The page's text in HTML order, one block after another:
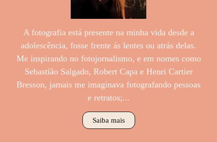
A fotografia está presente na minha vida desde a
adolescência, fosse frente ás lentes ou atrás delas.
Me inspirando no fotojornalismo, e em nomes como
Sebastião Salgado, Robert Capa e Henri Cartier
Bresson, jamais me imaginava fotografando pessoas
e retratos;...
Saiba mais